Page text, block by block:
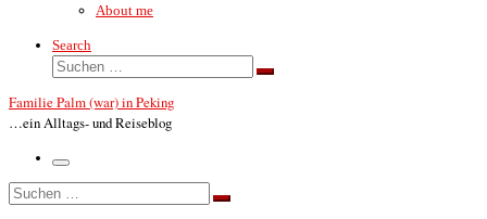
About me
Search
Suche
Suchen …
Familie Palm (war) in Peking
…ein Alltags- und Reiseblog
Menü
Suche
Suchen …